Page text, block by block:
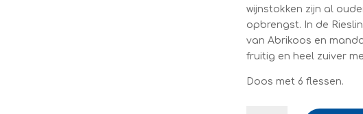
wijnstokken zijn al
opbrengst. In de
van Abrikoos en
fruitig en heel zuiver
Doos met 6 flessen.